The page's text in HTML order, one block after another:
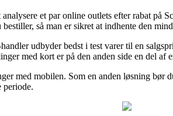
et par online outlets efter rabat
så man er sikret at indhente den
udbyder bedst i test varer til en
med kort er på den anden side en del
med mobilen. Som en anden løsning
periode.